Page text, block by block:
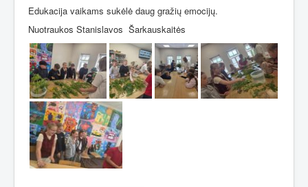
Edukacija vaikams sukėlė daug gražių emocijų.
Nuotraukos Stanislavos Šarkauskaitės